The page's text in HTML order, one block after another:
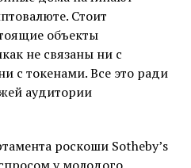
Стоит
объекты
не связаны ни с
с токенами. Все это ради
аудитории
роскоши Sotheby’s